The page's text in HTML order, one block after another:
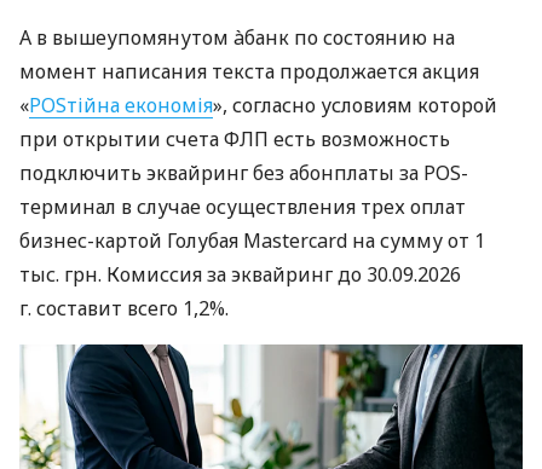
А в вышеупомянутом àбанк по состоянию на
момент написания текста продолжается акция
«POSтійна економія», согласно условиям которой
при открытии счета ФЛП есть возможность
подключить эквайринг без абонплаты за POS-
терминал в случае осуществления трех оплат
бизнес-картой Голубая Mastercard на сумму от 1
тыс. грн. Комиссия за эквайринг до 30.09.2026
г. составит всего 1,2%.